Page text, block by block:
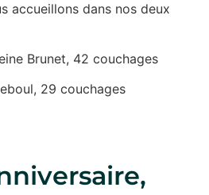
accueillons dans nos deux
Brunet, 42 couchages
29 couchages